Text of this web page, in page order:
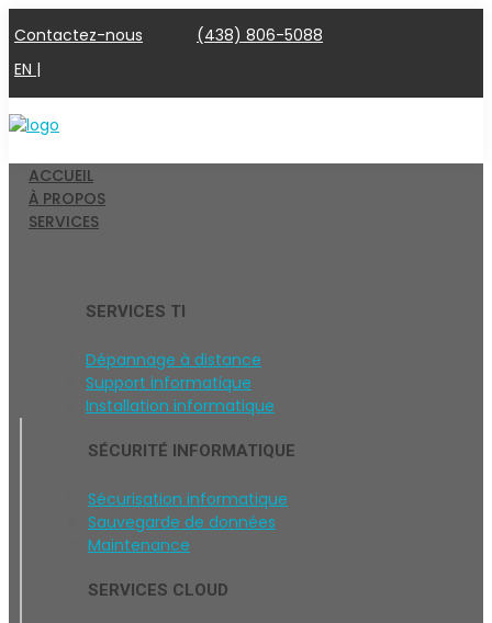
Contactez-nous
(438) 806-5088
EN |
ACCUEIL
À PROPOS
SERVICES
SERVICES TI
Dépannage à distance
Support informatique
Installation informatique
SÉCURITÉ INFORMATIQUE
Sécurisation informatique
Sauvegarde de données
Maintenance
SERVICES CLOUD